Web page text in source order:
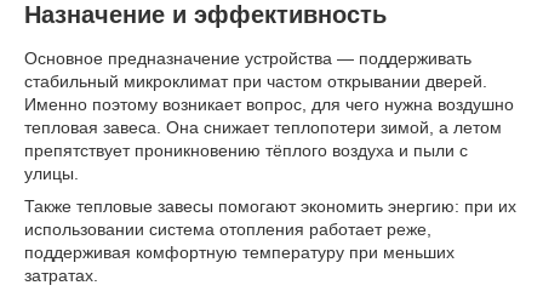
Назначение и эффективность
Основное предназначение устройства — поддерживать
стабильный микроклимат при частом открывании дверей.
Именно поэтому возникает вопрос, для чего нужна воздушно
тепловая завеса. Она снижает теплопотери зимой, а летом
препятствует проникновению тёплого воздуха и пыли с
улицы.
Также тепловые завесы помогают экономить энергию: при их
использовании система отопления работает реже,
поддерживая комфортную температуру при меньших
затратах.